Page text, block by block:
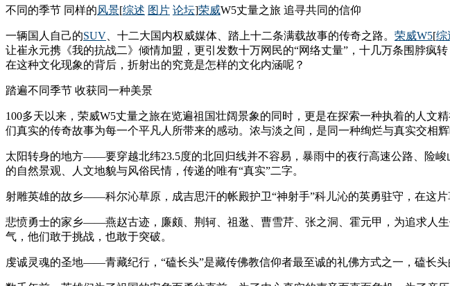
不同的季节 同样的风景[综述 图片 论坛]荣威W5丈量之旅 追寻共同的信仰
一辆国人自己的SUV 、十二大国内权威媒体、踏上十二条满载故事的传奇之路。 荣威W5[综
让崔永元携《我的抗战二》倾情加盟，更引发数十万网民的“网络丈量”，十几万条围脖疯
在这种文化现象的背后，折射出的究竟是怎样的文化内涵呢？
踏遍不同季节 收获同一种美景
100多天以来，荣威W5丈量之旅在览遍祖国壮阔景象的同时，更是在探索一种执着的人
们真实的传奇故事为每一个平凡人所带来的感动。浓与淡之间，是同一种绚烂与真实交相
太阳转身的地方——要穿越北纬23.5度的北回归线并不容易，暴雨中的夜行高速公路、险
的自然景观、人文地貌与风俗民情，传递的唯有“真实”二字。
射雕英雄的故乡——科尔沁草原，成吉思汗的帐殿护卫“神射手”科儿沁的英勇驻守，在这片
悲愤勇士的家乡——燕赵古迹，廉颇、荆轲、祖逖、曹雪芹、张之洞、霍元甲，为追求人
气，他们敢于挑战，也敢于突破。
虔诚灵魂的圣地——青藏纪行，“磕长头”是藏传佛教信仰者最至诚的礼佛方式之一，磕长